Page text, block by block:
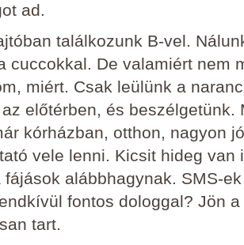
ad.
találkozunk B-vel.
cuccokkal. De valamiért nem
miért. Csak leülünk a
előtérben, és beszélgetünk.
kórházban, otthon, nagyon
vele lenni. Kicsit hideg van
fájások alábbhagynak. SMS-
fontos dologgal? Jön
tart.